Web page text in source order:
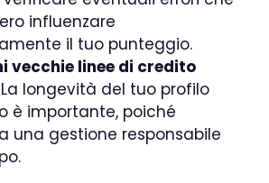
influenzare
il tuo punteggio.
vecchie linee di credito
La longevità del tuo profilo
è importante, poiché
una gestione responsabile